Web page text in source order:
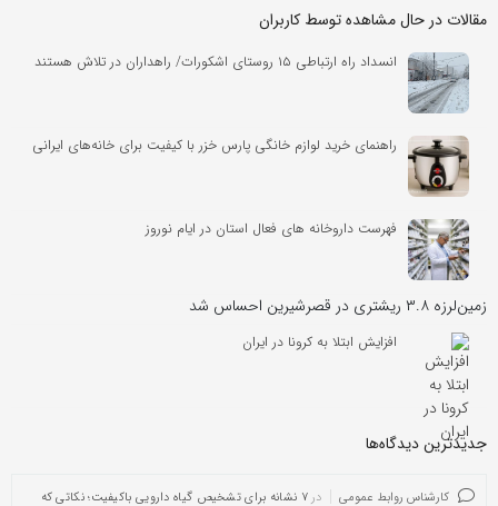
مقالات در حال مشاهده توسط کاربران
انسداد راه ارتباطی ۱۵ روستای اشکورات/ راهداران در تلاش هستند
راهنمای خرید لوازم خانگی پارس خزر با کیفیت برای خانه‌های ایرانی
فهرست داروخانه های فعال استان در ایام نوروز
زمین‌لرزه ۳.۸ ریشتری در قصرشیرین احساس شد
افزایش ابتلا به کرونا در ایران
جدیدترین دیدگاه‌‌ها
کارشناس روابط عمومی در ۷ نشانه برای تشخیص گیاه دارویی باکیفیت؛ نکاتی که